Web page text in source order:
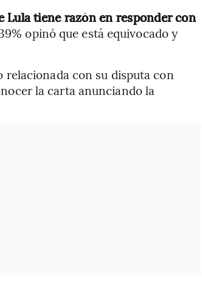
Lula tiene razón en responder con
opinó que está equivocado y
relacionada con su disputa con
la carta anunciando la